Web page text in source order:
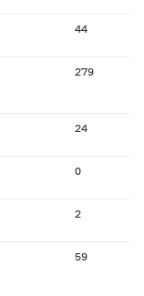
44
279
24
0
2
59